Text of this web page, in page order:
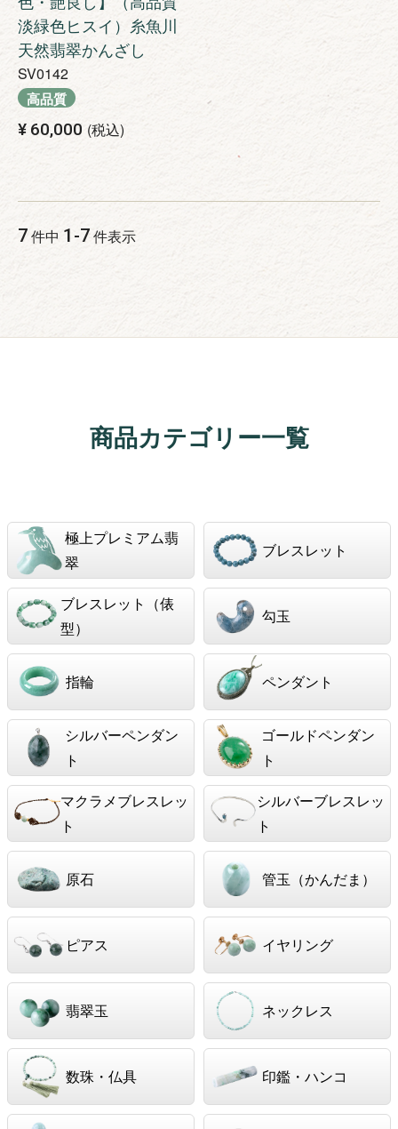
淡緑色ヒスイ）糸魚川
天然翡翠かんざし
SV0142
高品質
¥ 60,000 税込
7件中 1 -7件表示
商品カテゴリー一覧
極上プレミアム翡
翠
ブレスレット
ブレスレット（俵
型）
勾玉
指輪 ペンダント
シルバーペンダン
ト
ゴールドペンダン
ト
マクラメブレスレッ
ト
シルバーブレスレッ
ト
原石 管玉（かんだま）
ピアス イヤリング
翡翠玉 ネックレス
数珠・仏具 印鑑・ハンコ